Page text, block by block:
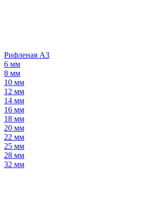
Рифленая А3
6 мм
8 мм
10 мм
12 мм
14 мм
16 мм
18 мм
20 мм
22 мм
25 мм
28 мм
32 мм